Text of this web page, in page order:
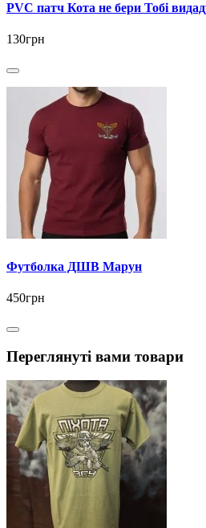
PVC патч Кота не бери Тобі
130грн
Футболка ДШВ Марун
450грн
Переглянуті вами товари